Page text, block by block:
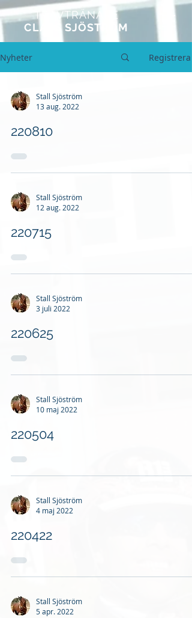
TRAVTRÄNARE
CLAES SJÖSTRÖM
Nyheter Registrera
Stall Sjöström
13 aug. 2022
220810
Stall Sjöström
12 aug. 2022
220715
Stall Sjöström
3 juli 2022
220625
Stall Sjöström
10 maj 2022
220504
Stall Sjöström
4 maj 2022
220422
Stall Sjöström
5 apr. 2022